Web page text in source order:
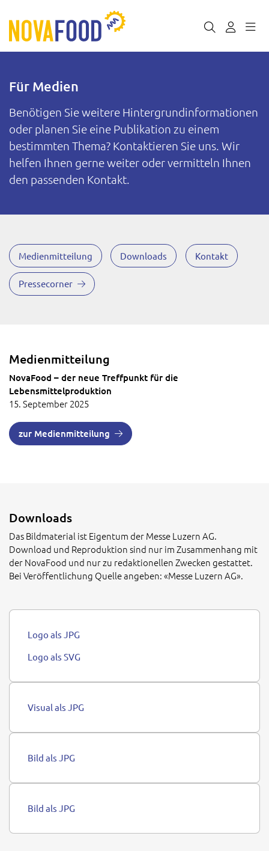
Für Medien
Benötigen Sie weitere Hintergrundinformationen
oder planen Sie eine Publikation zu einem
bestimmten Thema? Kontaktieren Sie uns. Wir
helfen Ihnen gerne weiter oder vermitteln Ihnen
den passenden Kontakt.
Medienmitteilung Downloads Kontakt
Pressecorner
Medienmitteilung
NovaFood – der neue Treffpunkt für die
Lebensmittelproduktion
15. September 2025
zur Medienmitteilung
Downloads
Das Bildmaterial ist Eigentum der Messe Luzern AG.
Download und Reproduktion sind nur im Zusammenhang mit
der NovaFood und nur zu redaktionellen Zwecken gestattet.
Bei Veröffentlichung Quelle angeben: «Messe Luzern AG».
Logo als JPG
Logo als SVG
Visual als JPG
Bild als JPG
Bild als JPG